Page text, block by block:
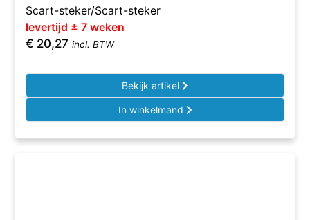
Scart-steker/Scart-steker
levertijd ± 7 weken
€ 20,27 incl. BTW
Bekijk artikel
In winkelmand